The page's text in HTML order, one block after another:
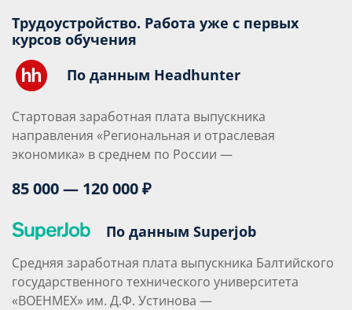
Трудоустройство. Работа уже с первых
курсов обучения
По данным Headhunter
Стартовая заработная плата выпускника
направления «Региональная и отраслевая
экономика» в среднем по России —
85 000 — 120 000 ₽
По данным Superjob
Средняя заработная плата выпускника Балтийского
государственного технического университета
«ВОЕНМЕХ» им. Д.Ф. Устинова —